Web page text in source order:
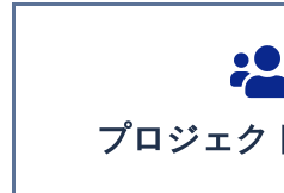
プロジェク